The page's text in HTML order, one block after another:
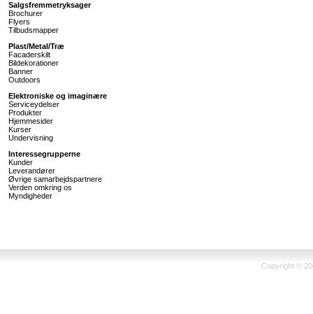
Salgsfremmetryksager
Brochurer
Flyers
Tilbudsmapper
Plast/Metal/Træ
Facaderskilt
Bildekorationer
Banner
Outdoors
Elektroniske og imaginære
Serviceydelser
Produkter
Hjemmesider
Kurser
Undervisning
Interessegrupperne
Kunder
Leverandører
Øvrige samarbejdspartnere
Verden omkring os
Myndigheder
Copyright ©